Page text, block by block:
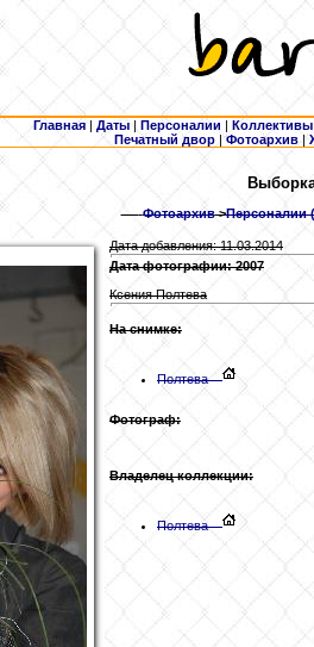
Главная | Даты | Персоналии | Коллективы
Печатный двор |Фотоархив |
Фотоархив>Персоналии
Дата добавления: 11.03.2014
Дата фотографии: 2007
Ксения Полтева
На снимке:
Полтева
Фотограф:
Владелец коллекции:
Полтева